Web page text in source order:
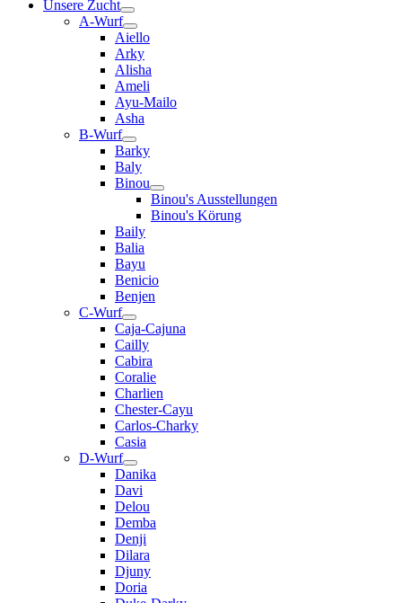
Unsere Zucht
A-Wurf
Aiello
Arky
Alisha
Ameli
Ayu-Mailo
Asha
B-Wurf
Barky
Baly
Binou
Binou's Ausstellungen
Binou's Körung
Baily
Balia
Bayu
Benicio
Benjen
C-Wurf
Caja-Cajuna
Cailly
Cabira
Coralie
Charlien
Chester-Cayu
Carlos-Charky
Casia
D-Wurf
Danika
Davi
Delou
Demba
Denji
Dilara
Djuny
Doria